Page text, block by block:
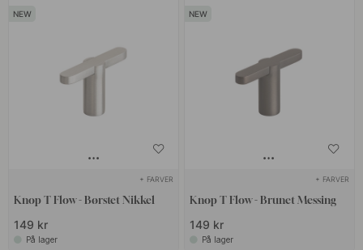
+ FARVER
Knop T Flow - Børstet Nikkel
149 kr
På lager
+ FARVER
Knop T Flow - Brunet Messing
149 kr
På lager